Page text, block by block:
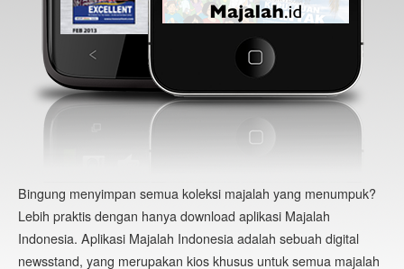
Bingung menyimpan semua koleksi majalah yang menumpuk?
Lebih praktis dengan hanya download aplikasi Majalah
Indonesia. Aplikasi Majalah Indonesia adalah sebuah digital
newsstand, yang merupakan kios khusus untuk semua majalah